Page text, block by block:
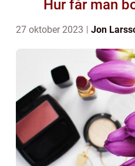
Hur får man
27 oktober 2023 Jon